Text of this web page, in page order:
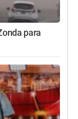
para